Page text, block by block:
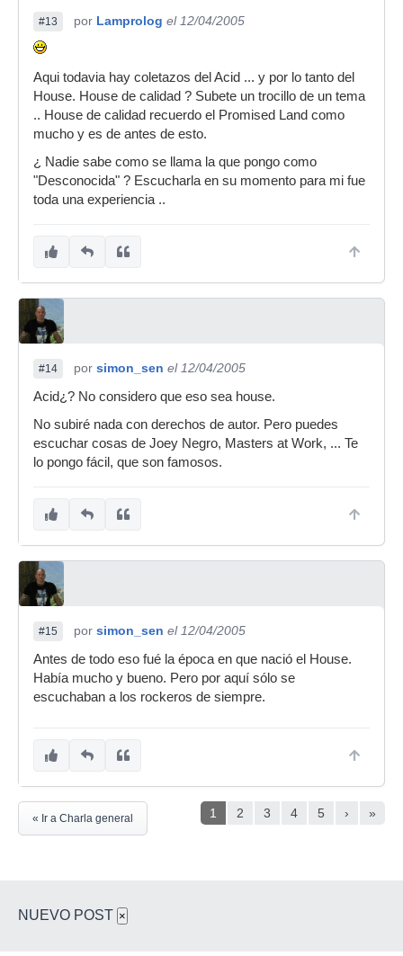
#13 por Lamprolog el 12/04/2005
Aqui todavia hay coletazos del Acid ... y por lo tanto del
House. House de calidad ? Subete un trocillo de un tema
.. House de calidad recuerdo el Promised Land como
mucho y es de antes de esto.
¿ Nadie sabe como se llama la que pongo como
"Desconocida" ? Escucharla en su momento para mi fue
toda una experiencia ..
#14 por simon_sen el 12/04/2005
Acid¿? No considero que eso sea house.
No subiré nada con derechos de autor. Pero puedes
escuchar cosas de Joey Negro, Masters at Work, ... Te
lo pongo fácil, que son famosos.
#15 por simon_sen el 12/04/2005
Antes de todo eso fué la época en que nació el House.
Había mucho y bueno. Pero por aquí sólo se
escuchaban a los rockeros de siempre.
1 2 3 4 5 › »
« Ir a Charla general
NUEVO POST ×